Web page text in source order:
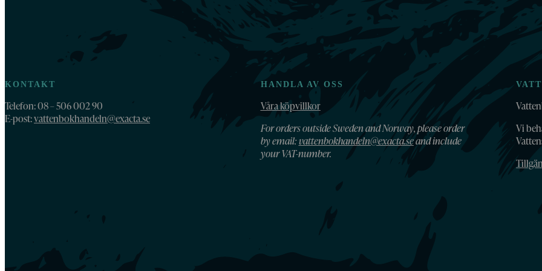
KONTAKT
Telefon: 08 – 506 002 90
E-post:vattenbokhandeln@exacta.se
HANDLA AV OSS
Våra köpvillkor
For orders outside Sweden and Norway, please order
by email:vattenbokhandeln@exacta.seand include
your VAT-number.
Vi